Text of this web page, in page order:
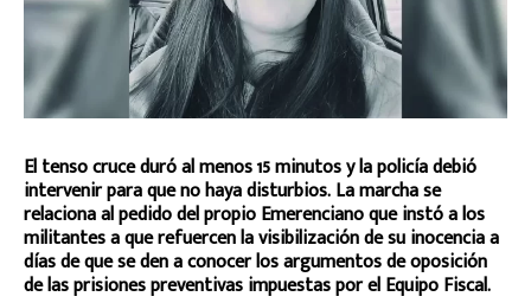
El tenso cruce duró al menos 15 minutos y la policía debió
intervenir para que no haya disturbios. La marcha se
relaciona al pedido del propio Emerenciano que instó a los
militantes a que refuercen la visibilización de su inocencia a
días de que se den a conocer los argumentos de oposición
de las prisiones preventivas impuestas por el Equipo Fiscal.